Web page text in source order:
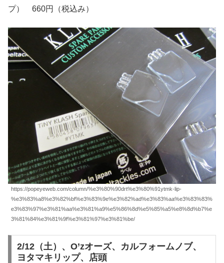
プ） 660円（税込み）
https://popeyeweb.com/column/%e3%80%90drt%e3%80%91ytmk-lip-
%e3%83%a8%e3%82%bf%e3%83%9e%e3%82%ad%e3%83%aa%e3%83%83%
e3%83%97%e3%81%aa%e3%81%a9%e5%86%8d%e5%85%a5%e8%8d%b7%e
3%81%84%e3%81%9f%e3%81%97%e3%81%be/
2/12（土）、O’zオーズ、カルフォームノブ、
ヨタマキリップ、店頭